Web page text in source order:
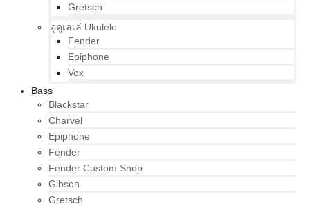
Gretsch
อูคูเลเล่ Ukulele
Fender
Epiphone
Vox
Bass
Blackstar
Charvel
Epiphone
Fender
Fender Custom Shop
Gibson
Gretsch